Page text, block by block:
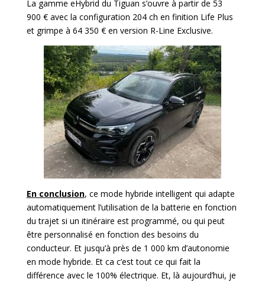
La gamme eHybrid du Tiguan s’ouvre à partir de 53
900 € avec la configuration 204 ch en finition Life Plus
et grimpe à 64 350 € en version R-Line Exclusive.
En conclusion, ce mode hybride intelligent qui adapte
automatiquement l’utilisation de la batterie en fonction
du trajet si un itinéraire est programmé, ou qui peut
être personnalisé en fonction des besoins du
conducteur. Et jusqu’à près de 1 000 km d’autonomie
en mode hybride. Et ca c’est tout ce qui fait la
différence avec le 100% électrique. Et, là aujourd’hui, je